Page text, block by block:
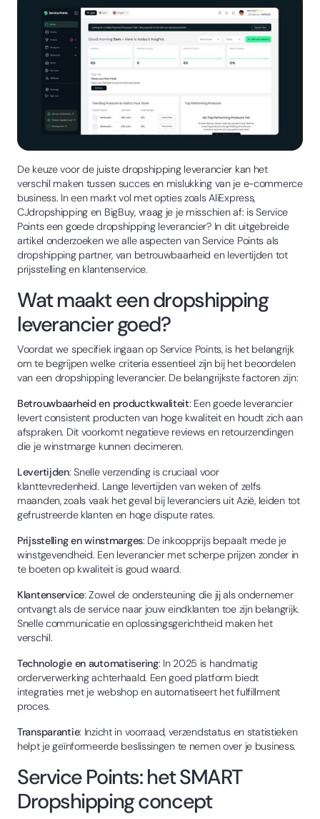
De keuze voor de juiste dropshipping leverancier kan het
verschil maken tussen succes en mislukking van je e-commerce
business. In een markt vol met opties zoals AliExpress,
CJdropshipping en BigBuy, vraag je je misschien af: is Service
Points een goede dropshipping leverancier? In dit uitgebreide
artikel onderzoeken we alle aspecten van Service Points als
dropshipping partner, van betrouwbaarheid en levertijden tot
prijsstelling en klantenservice.
Wat maakt een dropshipping
leverancier goed?
Voordat we specifiek ingaan op Service Points, is het belangrijk
om te begrijpen welke criteria essentieel zijn bij het beoordelen
van een dropshipping leverancier. De belangrijkste factoren zijn:
Betrouwbaarheid en productkwaliteit: Een goede leverancier
levert consistent producten van hoge kwaliteit en houdt zich aan
afspraken. Dit voorkomt negatieve reviews en retourzendingen
die je winstmarge kunnen decimeren.
Levertijden: Snelle verzending is cruciaal voor
klanttevredenheid. Lange levertijden van weken of zelfs
maanden, zoals vaak het geval bij leveranciers uit Azië, leiden tot
gefrustreerde klanten en hoge dispute rates.
Prijsstelling en winstmarges: De inkoopprijs bepaalt mede je
winstgevendheid. Een leverancier met scherpe prijzen zonder in
te boeten op kwaliteit is goud waard.
Klantenservice: Zowel de ondersteuning die jij als ondernemer
ontvangt als de service naar jouw eindklanten toe zijn belangrijk.
Snelle communicatie en oplossingsgerichtheid maken het
verschil.
Technologie en automatisering: In 2025 is handmatig
orderverwerking achterhaald. Een goed platform biedt
integraties met je webshop en automatiseert het fulfillment
proces.
Transparantie: Inzicht in voorraad, verzendstatus en statistieken
helpt je geïnformeerde beslissingen te nemen over je business.
Service Points: het SMART
Dropshipping concept